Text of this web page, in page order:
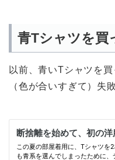
青Tシャツを買
以前、青いTシャツを
（色が合いすぎて）失